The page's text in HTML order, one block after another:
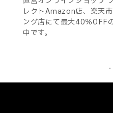
レクトAmazon店、楽天
ング店にて最大40％OFF
中です。